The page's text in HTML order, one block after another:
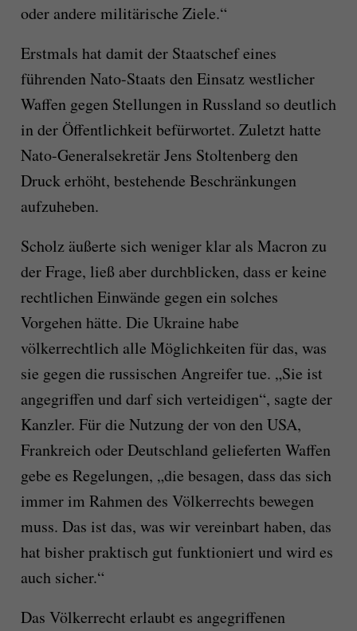
oder andere militärische Ziele.“
Erstmals hat damit der Staatschef eines
führenden Nato-Staats den Einsatz westlicher
Waffen gegen Stellungen in Russland so deutlich
in der Öffentlichkeit befürwortet. Zuletzt hatte
Nato-Generalsekretär Jens Stoltenberg den
Druck erhöht, bestehende Beschränkungen
aufzuheben.
Scholz äußerte sich weniger klar als Macron zu
der Frage, ließ aber durchblicken, dass er keine
rechtlichen Einwände gegen ein solches
Vorgehen hätte. Die Ukraine habe
völkerrechtlich alle Möglichkeiten für das, was
sie gegen die russischen Angreifer tue. „Sie ist
angegriffen und darf sich verteidigen“, sagte der
Kanzler. Für die Nutzung der von den USA,
Frankreich oder Deutschland gelieferten Waffen
gebe es Regelungen, „die besagen, dass das sich
immer im Rahmen des Völkerrechts bewegen
muss. Das ist das, was wir vereinbart haben, das
hat bisher praktisch gut funktioniert und wird es
auch sicher.“
Das Völkerrecht erlaubt es angegriffenen